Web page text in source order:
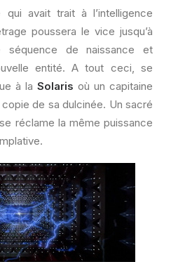
avait trait à l’intelligence
poussera le vice jusqu’à
de naissance et
entité. A tout ceci, se
à la Solaris où un capitaine
de sa dulcinée. Un sacré
réclame la même puissance